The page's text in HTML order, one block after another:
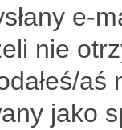
e-
nie
aś
jako